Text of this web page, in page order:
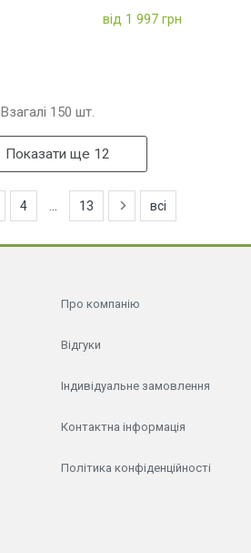
від 1 997 грн
Взагалі 150 шт.
Показати ще 12
4 13 всі
Про компанію
Відгуки
Індивідуальне замовлення
Контактна інформація
Політика конфіденційності